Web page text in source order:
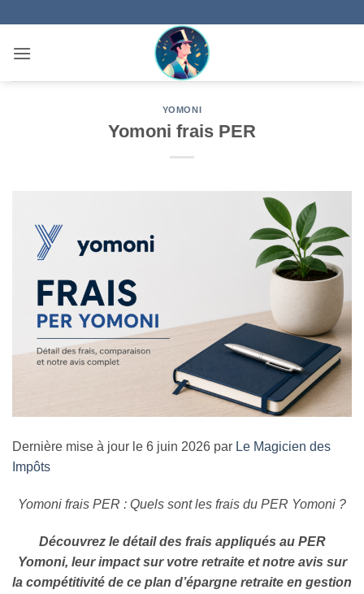
contenu
YOMONI
Yomoni frais PER
Dernière mise à jour le 6 juin 2026 par Le Magicien des
Impôts
Yomoni frais PER : Quels sont les frais du PER Yomoni ?
Découvrez le détail des frais appliqués au PER
Yomoni, leur impact sur votre retraite et notre avis sur
la compétitivité de ce plan d’épargne retraite en gestion